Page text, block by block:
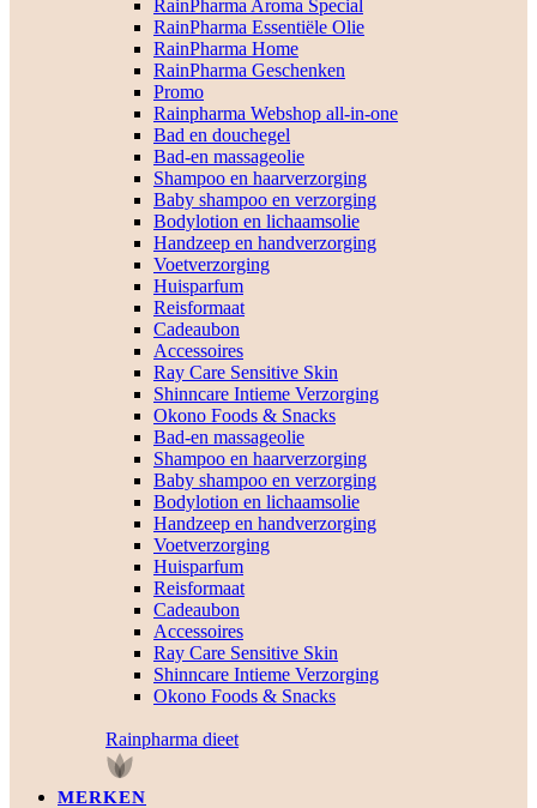
RainPharma Aroma Special
RainPharma Essentiële Olie
RainPharma Home
RainPharma Geschenken
Promo
Rainpharma Webshop all-in-one
Bad en douchegel
Bad-en massageolie
Shampoo en haarverzorging
Baby shampoo en verzorging
Bodylotion en lichaamsolie
Handzeep en handverzorging
Voetverzorging
Huisparfum
Reisformaat
Cadeaubon
Accessoires
Ray Care Sensitive Skin
Shinncare Intieme Verzorging
Okono Foods & Snacks
Bad-en massageolie
Shampoo en haarverzorging
Baby shampoo en verzorging
Bodylotion en lichaamsolie
Handzeep en handverzorging
Voetverzorging
Huisparfum
Reisformaat
Cadeaubon
Accessoires
Ray Care Sensitive Skin
Shinncare Intieme Verzorging
Okono Foods & Snacks
Rainpharma dieet
MERKEN